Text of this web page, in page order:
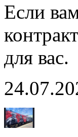
Если
для вас.